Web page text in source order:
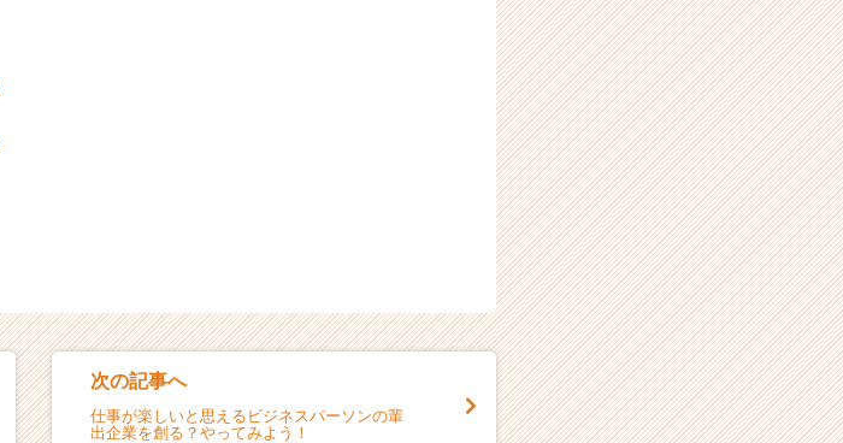
次の記事へ
仕事が楽しいと思えるビジネスパーソンの輩
出企業を創る？やってみよう！